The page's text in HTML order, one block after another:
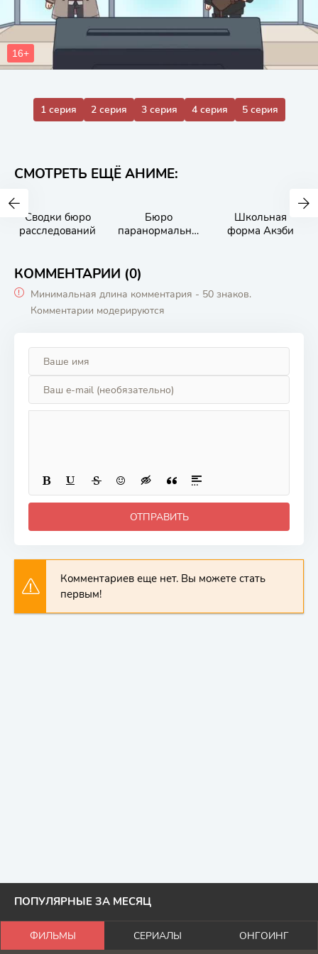
1 серия 2 серия 3 серия 4 серия 5 серия
СМОТРЕТЬ ЕЩЁ АНИМЕ:
Сводки бюро
расследований
Бюро
паранормальны
Школьная
форма Акэби
КОММЕНТАРИИ (0)
Минимальная длина комментария - 50 знаков.
Комментарии модерируются
ОТПРАВИТЬ
Комментариев еще нет. Вы можете стать
первым!
ПОПУЛЯРНЫЕ ЗА МЕСЯЦ
ФИЛЬМЫ СЕРИАЛЫ ОНГОИНГ